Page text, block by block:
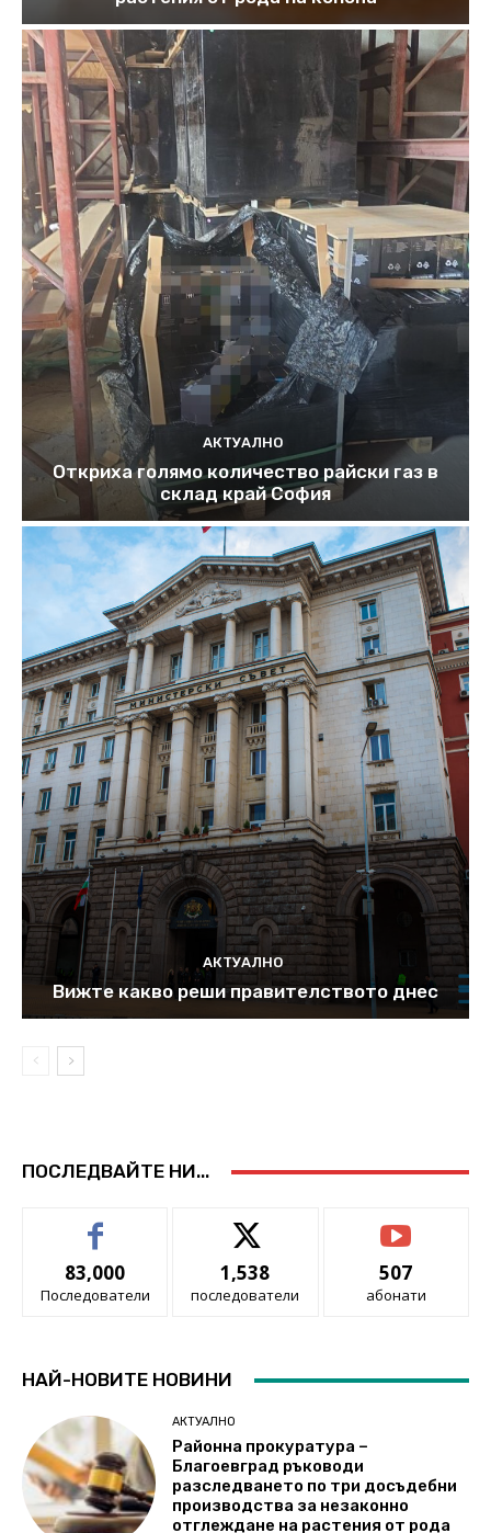
АКТУАЛНО
Откриха голямо количество райски газ в
склад край София
АКТУАЛНО
Вижте какво реши правителството днес
ПОСЛЕДВАЙТЕ НИ...
83,000
Последователи
1,538
последователи
507
абонати
НАЙ-НОВИТЕ НОВИНИ
АКТУАЛНО
Районна прокуратура –
Благоевград ръководи
разследването по три досъдебни
производства за незаконно
отглеждане на растения от рода